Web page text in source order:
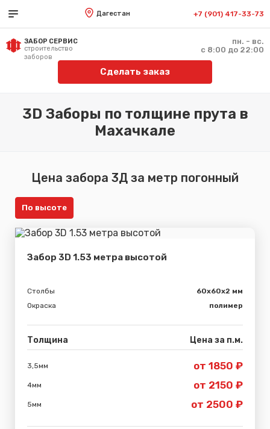
Дагестан +7 (901) 417-33-73
ЗАБОР СЕРВИС
строительство
заборов
пн. - вс.
с 8:00 до 22:00
Сделать заказ
3D Заборы по толщине прута в
Махачкале
Цена забора 3Д за метр погонный
По высоте
Забор 3D 1.53 метра высотой
Столбы
60х60х2 мм
Окраска
полимер
Толщина Цена за п.м.
3,5мм от 1850 ₽
4мм от 2150 ₽
5мм от 2500 ₽